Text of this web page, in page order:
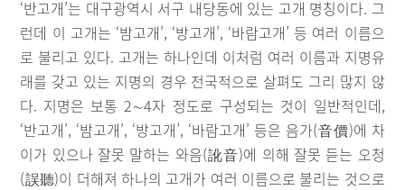
‘반고개’는 대구광역시 서구 내당동에 있는 고개 명칭이다. 그
런데 이 고개는 ‘밤고개’, ‘방고개’, ‘바람고개’ 등 여러 이름으
로 불리고 있다. 고개는 하나인데 이처럼 여러 이름과 지명유
래를 갖고 있는 지명의 경우 전국적으로 살펴도 그리 많지 않
다. 지명은 보통 2∼4자 정도로 구성되는 것이 일반적인데,
‘반고개’, ‘밤고개’, ‘방고개’, ‘바람고개’ 등은 음가(音價)에 차
이가 있으나 잘못 말하는 와음(訛音)에 의해 잘못 듣는 오청
(誤聽)이 더해져 하나의 고개가 여러 이름으로 불리는 것으로